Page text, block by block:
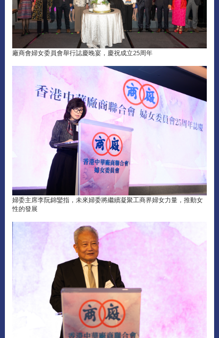
廠商會婦女委員會舉行誌慶晚宴，慶祝成立25周年
婦委主席李阮錦鑾指，未來婦委將繼續凝聚工商界婦女力量，推動女
性的發展